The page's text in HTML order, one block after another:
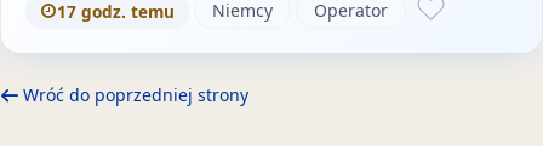
17 godz. temu Niemcy Operator
Wróć do poprzedniej strony